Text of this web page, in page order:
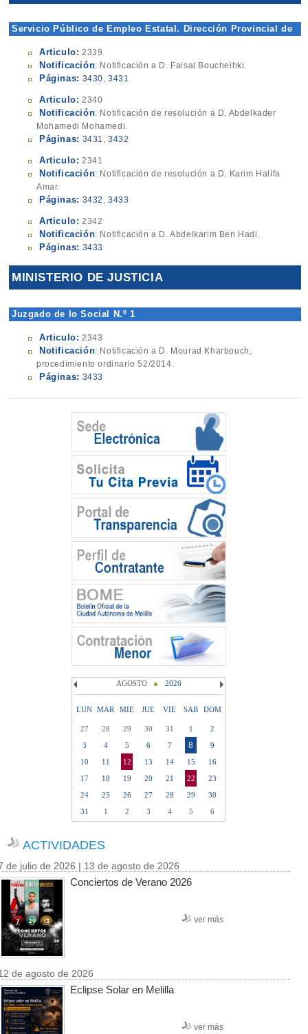
Servicio Público de Empleo Estatal. Dirección Provincial de
Articulo: 2339
Notificación: Notificación a D. Faisal Boucheihki.
Páginas: 3430,3431
Articulo: 2340
Notificación: Notificación de resolución a D. Abdelkader
Mohamedi Mohamedi.
Páginas: 3431 ,3432
Articulo: 2341
Notificación: Notificación de resolución a D. Karim Halifa
Amar.
Páginas: 3432 ,3433
Articulo: 2342
Notificación: Notificación a D. Abdelkarim Ben Hadi.
Páginas: 3433
MINISTERIO DE JUSTICIA
Juzgado de lo Social N.º 1
Articulo: 2343
Notificación: Notificación a D. Mourad Kharbouch,
procedimiento ordinario 52/2014.
Páginas: 3433
AGOSTO 2026
LUN MAR MIE JUE VIE SAB DOM
27 28 29 30 31 1
2
3
4 5 6 7 8
9
10
11 12 13 14 15
16
17
18 19 20 21 22
23
24
25 26 27 28 29
30
31
1 2 3 4 5 6
ACTIVIDADES
de julio de 2026 | 13 de agosto de 2026
Conciertos de Verano 2026
ver más
de agosto de 2026
Eclipse Solar en Melilla
ver más